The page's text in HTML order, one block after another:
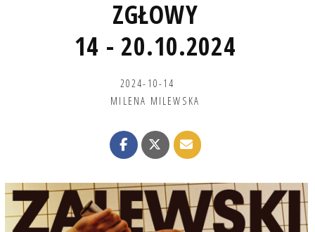
ZGŁOWY
14 - 20.10.2024
2024-10-14
MILENA MILEWSKA